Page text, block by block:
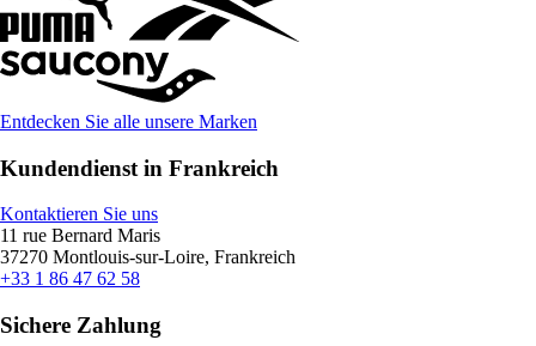
Entdecken Sie alle unsere Marken
Kundendienst in Frankreich
Kontaktieren Sie uns
11 rue Bernard Maris
37270 Montlouis-sur-Loire, Frankreich
+33 1 86 47 62 58
Sichere Zahlung